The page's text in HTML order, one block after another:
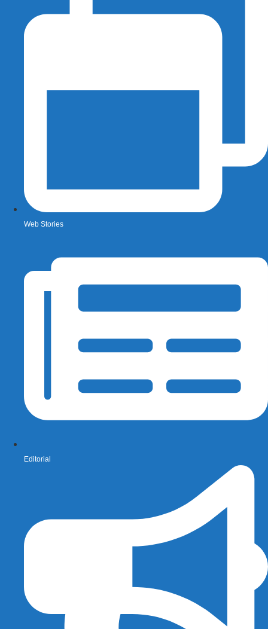
Web Stories
Editorial